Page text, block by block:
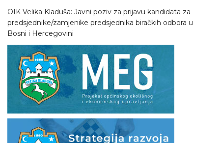
OIK Velika Kladuša: Javni poziv za prijavu kandidata za
predsjednike/zamjenike predsjednika biračkih odbora u
Bosni i Hercegovini